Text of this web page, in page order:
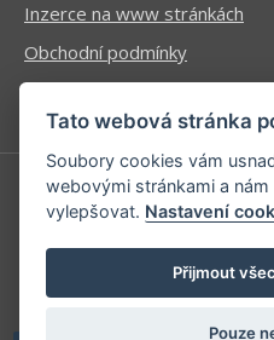
Inzerce na www stránkách
Obchodní podmínky
Ochrana osobních údajů
Příhlášení | Registrace
Kontaktní informace
Mapa stránek
Tato webová stránka
Soubory cookies vám
webovými stránkami a
vylepšovat. Nastavení
Přijmout
Pouze